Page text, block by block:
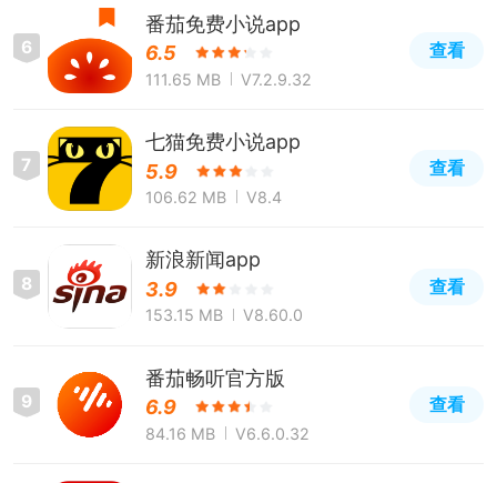
6
番茄免费小说app
6.5
111.65 MB V7.2.9.32
查看
7
七猫免费小说app
5.9
106.62 MB V8.4
查看
8
新浪新闻app
3.9
153.15 MB V8.60.0
查看
9
番茄畅听官方版
6.9
84.16 MB V6.6.0.32
查看